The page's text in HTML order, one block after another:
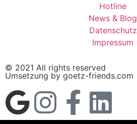
Hotline
News & Blog
Datenschutz
Impressum
© 2021 All rights reserved
Umsetzung by goetz-friends.com